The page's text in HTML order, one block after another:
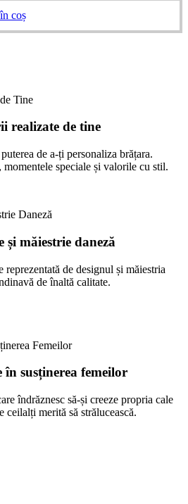
coș
realizate de tine
de a-ți personaliza brățara.
momentele speciale și valorile cu stil.
și măiestrie daneză
reprezentată de designul și măiestria
de înaltă calitate.
susținerea femeilor
îndrăznesc să-și creeze propria cale
ceilalți merită să strălucească.